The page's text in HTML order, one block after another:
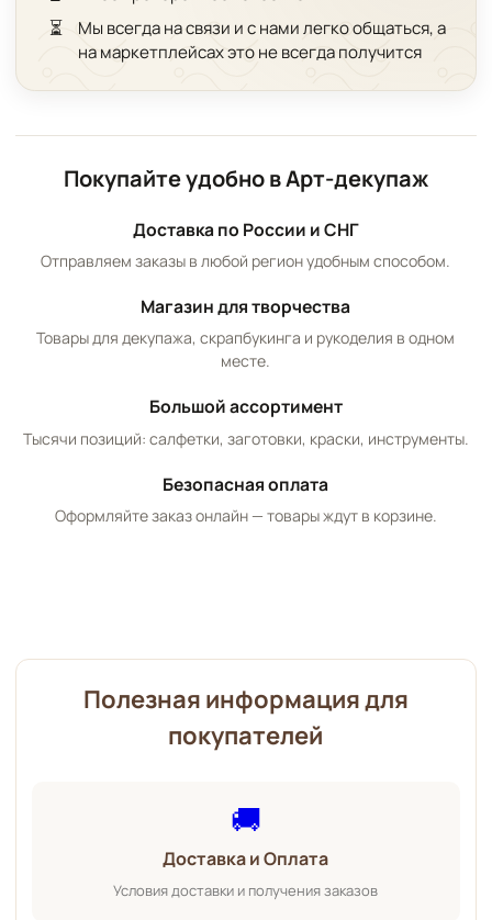
⏳
Мы всегда на связи и с нами легко общаться, а
на маркетплейсах это не всегда получится
Покупайте удобно в Арт-декупаж
Доставка по России и СНГ
Отправляем заказы в любой регион удобным способом.
Магазин для творчества
Товары для декупажа, скрапбукинга и рукоделия в одном
месте.
Большой ассортимент
Тысячи позиций: салфетки, заготовки, краски, инструменты.
Безопасная оплата
Оформляйте заказ онлайн — товары ждут в корзине.
Полезная информация для
покупателей
🚚
Доставка и Оплата
Условия доставки и получения заказов